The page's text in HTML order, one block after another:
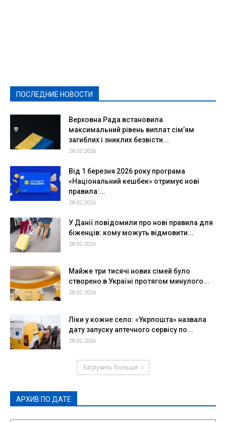
ПОСЛЕДНИЕ НОВОСТИ
Верховна Рада встановила
максимальний рівень виплат сім’ям
загиблих і зниклих безвісти...
28.02.2026
Від 1 березня 2026 року програма
«Національний кешбек» отримує нові
правила:...
28.02.2026
У Данії повідомили про нові правила для
біженців: кому можуть відмовити...
28.02.2026
Майже три тисячі нових сімей було
створено в Україні протягом минулого...
28.02.2026
Ліки у кожне село: «Укрпошта» назвала
дату запуску аптечного сервісу по...
28.02.2026
Загрузить больше
АРХИВ ПО ДАТЕ
АРХИВ